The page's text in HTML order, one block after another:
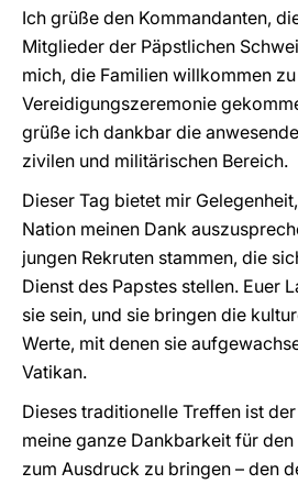
Ich grüße den Kommandanten,
Mitglieder der Päpstlichen
mich, die Familien willkommen
Vereidigungszeremonie
grüße ich dankbar die
zivilen und militärischen Bereich.
Dieser Tag bietet mir
Nation meinen Dank
jungen Rekruten stammen, die
Dienst des Papstes stellen. Euer
sie sein, und sie bringen die
Werte, mit denen sie
Vatikan.
Dieses traditionelle Treffen ist
meine ganze Dankbarkeit für
zum Ausdruck zu bringen – den